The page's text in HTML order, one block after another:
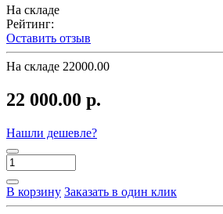
На складе
Рейтинг:
Оставить отзыв
На складе 22000.00
22 000.00 р.
Нашли дешевле?
В корзину Заказать в один клик